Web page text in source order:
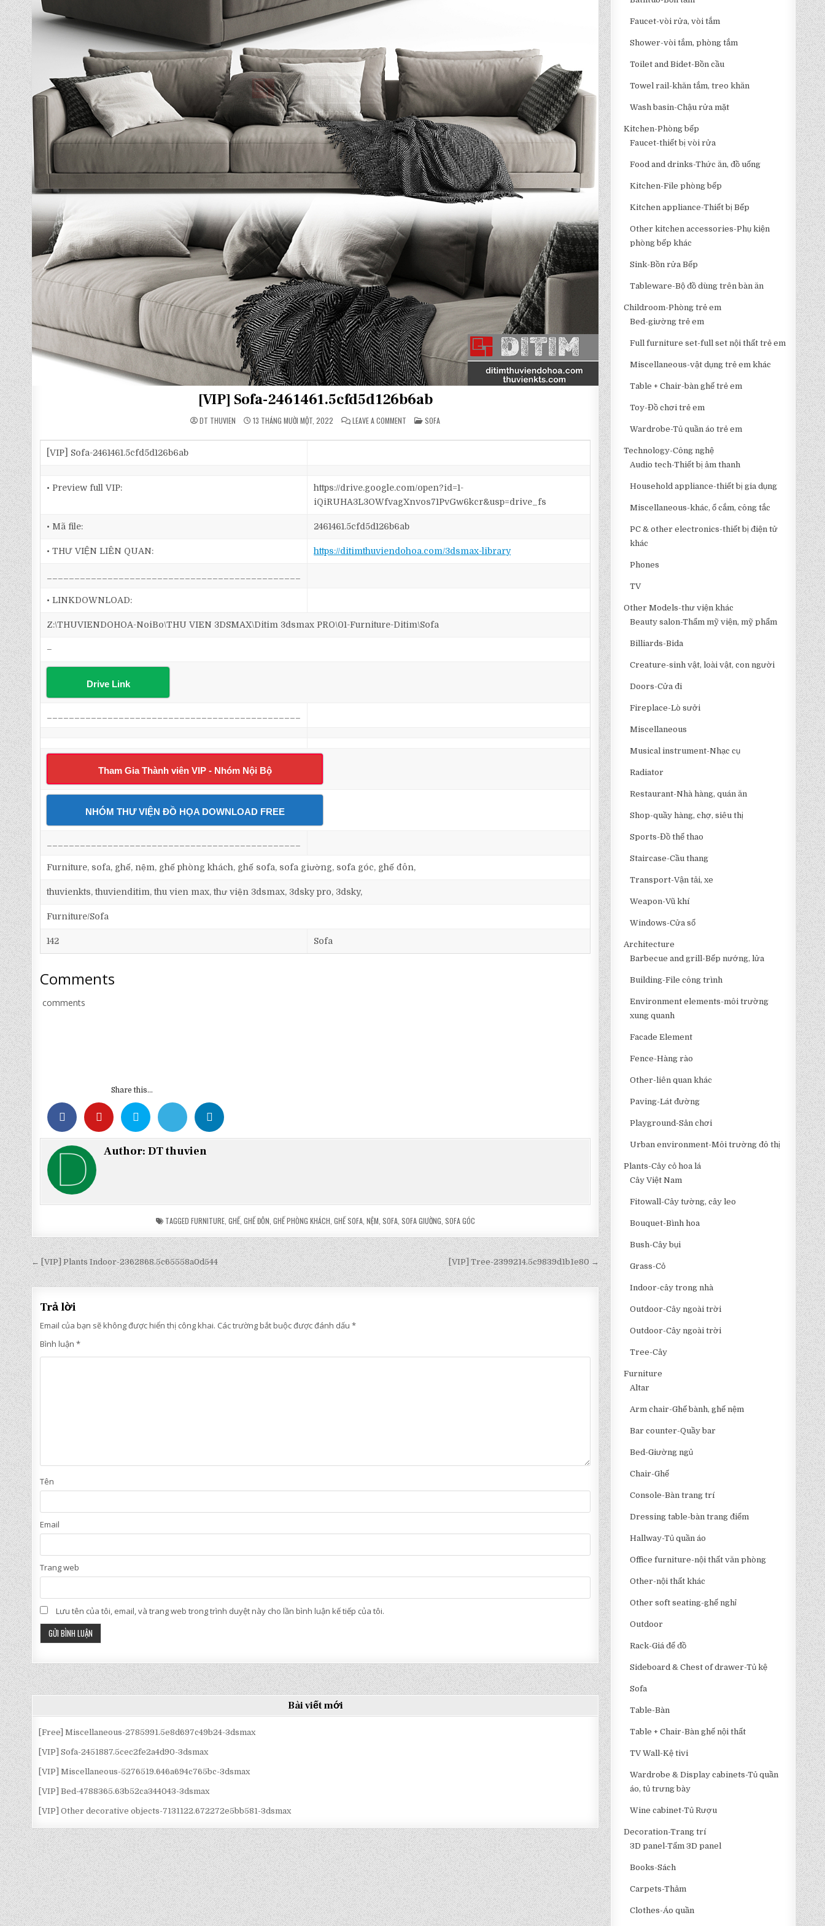
[VIP] Sofa-2461461.5cfd5d126b6ab
DT THUVIEN 13 THÁNG MƯỜI MỘT, 2022 LEAVE A COMMENT ON
[VIP]
2461461.5CFD5D126B6AB
POSTED
IN
SOFA
[VIP] Sofa-2461461.5cfd5d126b6ab
• Preview full VIP:
https://drive.google.com/open?id=1-
iQiRUHA3L3OWfvagXnvos71PvGw6kcr&usp=drive_fs
• Mã file: 2461461.5cfd5d126b6ab
• THƯ VIỆN LIÊN QUAN: https://ditimthuviendohoa.com/3dsmax-library
• LINKDOWNLOAD:
Z:\THUVIENDOHOA-NoiBo\THU VIEN 3DSMAX\Ditim 3dsmax PRO\01-Furniture-Ditim\Sofa
–
Drive Link
Tham Gia Thành viên VIP - Nhóm Nội Bộ
NHÓM THƯ VIỆN ĐỒ HỌA DOWNLOAD FREE
Furniture, sofa, ghế, nệm, ghế phòng khách, ghế sofa, sofa giường, sofa góc, ghế đôn,
thuvienkts, thuvienditim, thu vien max, thư viện 3dsmax, 3dsky pro, 3dsky,
Furniture/Sofa
142 Sofa
Comments
comments
Share this...
Author:DT thuvien
TAGGED FURNITURE, GHẾ, GHẾ ĐÔN GHẾ PHÒNG KHÁCH GHẾ SOFA, NỆM SOFA, SOFA GIƯỜNG SOFA GÓC
Điều
hướng
bài
viết
[VIP] Tree-2399214.5c9839d1b1e80 →
← [VIP] Plants Indoor-2362868.5c65558a0d544
Trả lời
Email của bạn sẽ không được hiển thị công khai. Các trường bắt buộc được đánh dấu*
Bình luận*
Tên
Email
Trang web
Lưu tên của tôi, email, và trang web trong trình duyệt này cho lần bình luận kế tiếp của tôi.
Bài viết mới
[Free] Miscellaneous-2785991.5e8d697c49b24-3dsmax
[VIP] Sofa-2451887.5cec2fe2a4d90-3dsmax
[VIP] Miscellaneous-5276519.646a694c765bc-3dsmax
[VIP] Bed-4788365.63b52ca344043-3dsmax
[VIP] Other decorative objects-7131122.672272e5bb581-3dsmax
Faucet-vòi rửa, vòi tắm
Shower-vòi tắm, phòng tắm
Toilet and Bidet-Bồn cầu
Towel rail-khăn tắm, treo khăn
Wash basin-Chậu rửa mặt
Kitchen-Phòng bếp
Faucet-thiết bị vòi rửa
Food and drinks-Thức ăn, đồ uống
Kitchen-File phòng bếp
Kitchen appliance-Thiết bị Bếp
Other kitchen accessories-Phụ kiện
phòng bếp khác
Sink-Bồn rửa Bếp
Tableware-Bộ đồ dùng trên bàn ăn
Childroom-Phòng trẻ em
Bed-giường trẻ em
Full furniture set-full set nội thất trẻ em
Miscellaneous-vật dụng trẻ em khác
Table + Chair-bàn ghế trẻ em
Toy-Đồ chơi trẻ em
Wardrobe-Tủ quần áo trẻ em
Technology-Công nghệ
Audio tech-Thiết bị âm thanh
Household appliance-thiết bị gia dụng
Miscellaneous-khác, ổ cắm, công tắc
PC & other electronics-thiết bị điện tử
khác
Phones
TV
Other Models-thư viện khác
Beauty salon-Thẩm mỹ viện, mỹ phẩm
Billiards-Bida
Creature-sinh vật, loài vật, con người
Doors-Cửa đi
Fireplace-Lò sưởi
Miscellaneous
Musical instrument-Nhạc cụ
Radiator
Restaurant-Nhà hàng, quán ăn
Shop-quầy hàng, chợ, siêu thị
Sports-Đồ thể thao
Staircase-Cầu thang
Transport-Vận tải, xe
Weapon-Vũ khí
Windows-Cửa sổ
Architecture
Barbecue and grill-Bếp nướng, lửa
Building-File công trình
Environment elements-môi trường
xung quanh
Facade Element
Fence-Hàng rào
Other-liên quan khác
Paving-Lát đường
Playground-Sân chơi
Urban environment-Môi trường đô thị
Plants-Cây cỏ hoa lá
Cây Việt Nam
Fitowall-Cây tường, cây leo
Bouquet-Bình hoa
Bush-Cây bụi
Grass-Cỏ
Indoor-cây trong nhà
Outdoor-Cây ngoài trời
Outdoor-Cây ngoài trời
Tree-Cây
Furniture
Altar
Arm chair-Ghế bành, ghế nệm
Bar counter-Quầy bar
Bed-Giường ngủ
Chair-Ghế
Console-Bàn trang trí
Dressing table-bàn trang điểm
Hallway-Tủ quần áo
Office furniture-nội thất văn phòng
Other-nội thất khác
Other soft seating-ghế nghỉ
Outdoor
Rack-Giá để đồ
Sideboard & Chest of drawer-Tủ kệ
Sofa
Table-Bàn
Table + Chair-Bàn ghế nội thất
TV Wall-Kệ tivi
Wardrobe & Display cabinets-Tủ quần
áo, tủ trưng bày
Wine cabinet-Tủ Rượu
Decoration-Trang trí
3D panel-Tấm 3D panel
Books-Sách
Carpets-Thảm
Clothes-Áo quần